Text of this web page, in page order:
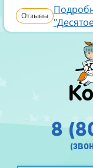
Отзывы
8